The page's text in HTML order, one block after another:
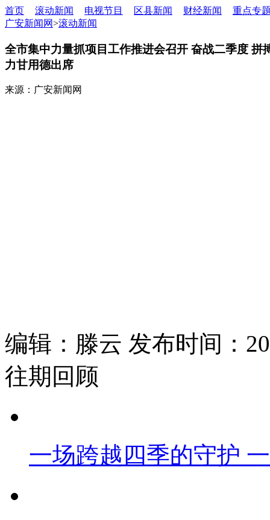
首页 滚动新闻 电视节目 区县新闻 财经新闻
重点专
广安新闻网>滚动新闻
全市集中力量抓项目工作推进会召开 奋战二季度
力甘用德出席
来源：广安新闻网
编辑：滕云 发布时间：
往期回顾
一场跨越四季的守护